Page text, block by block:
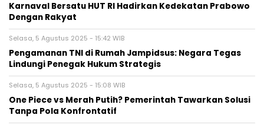
Karnaval Bersatu HUT RI Hadirkan Kedekatan Prabowo
Dengan Rakyat
Selasa, 5 Agustus 2025 - 15:42 WIB
Pengamanan TNI di Rumah Jampidsus: Negara Tegas
Lindungi Penegak Hukum Strategis
Selasa, 5 Agustus 2025 - 15:08 WIB
One Piece vs Merah Putih? Pemerintah Tawarkan Solusi
Tanpa Pola Konfrontatif